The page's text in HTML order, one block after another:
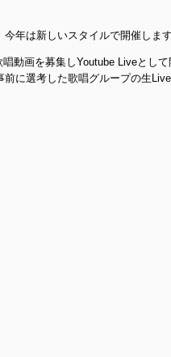
年は新しいスタイルで開催します
動画を募集しYoutube Liveとし
に選考した歌唱グループの生